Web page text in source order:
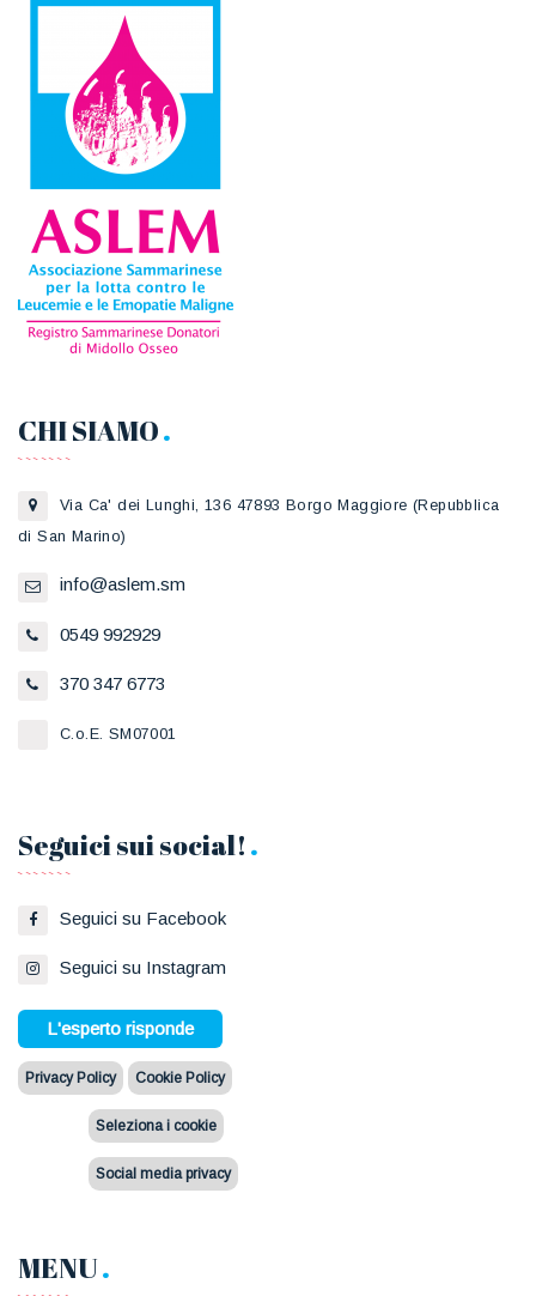
CHI SIAMO
Via Ca' dei Lunghi, 136 47893 Borgo Maggiore (Repubblica
di San Marino)
info@aslem.sm
0549 992929
370 347 6773
C.o.E. SM07001
Seguici sui social!
Seguici su Facebook
Seguici su Instagram
L'esperto risponde
Privacy Policy Cookie Policy
Seleziona i cookie
Social media privacy
MENU